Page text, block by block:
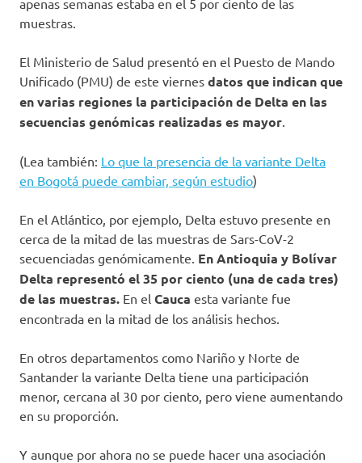
apenas semanas estaba en el 5 por ciento de las
muestras.
El Ministerio de Salud presentó en el Puesto de Mando
Unificado (PMU) de este viernes datos que indican que
en varias regiones la participación de Delta en las
secuencias genómicas realizadas es mayor.
(Lea también: Lo que la presencia de la variante Delta
en Bogotá puede cambiar, según estudio)
En el Atlántico, por ejemplo, Delta estuvo presente en
cerca de la mitad de las muestras de Sars-CoV-2
secuenciadas genómicamente. En Antioquia y Bolívar
Delta representó el 35 por ciento (una de cada tres)
de las muestras. En el Cauca esta variante fue
encontrada en la mitad de los análisis hechos.
En otros departamentos como Nariño y Norte de
Santander la variante Delta tiene una participación
menor, cercana al 30 por ciento, pero viene aumentando
en su proporción.
Y aunque por ahora no se puede hacer una asociación